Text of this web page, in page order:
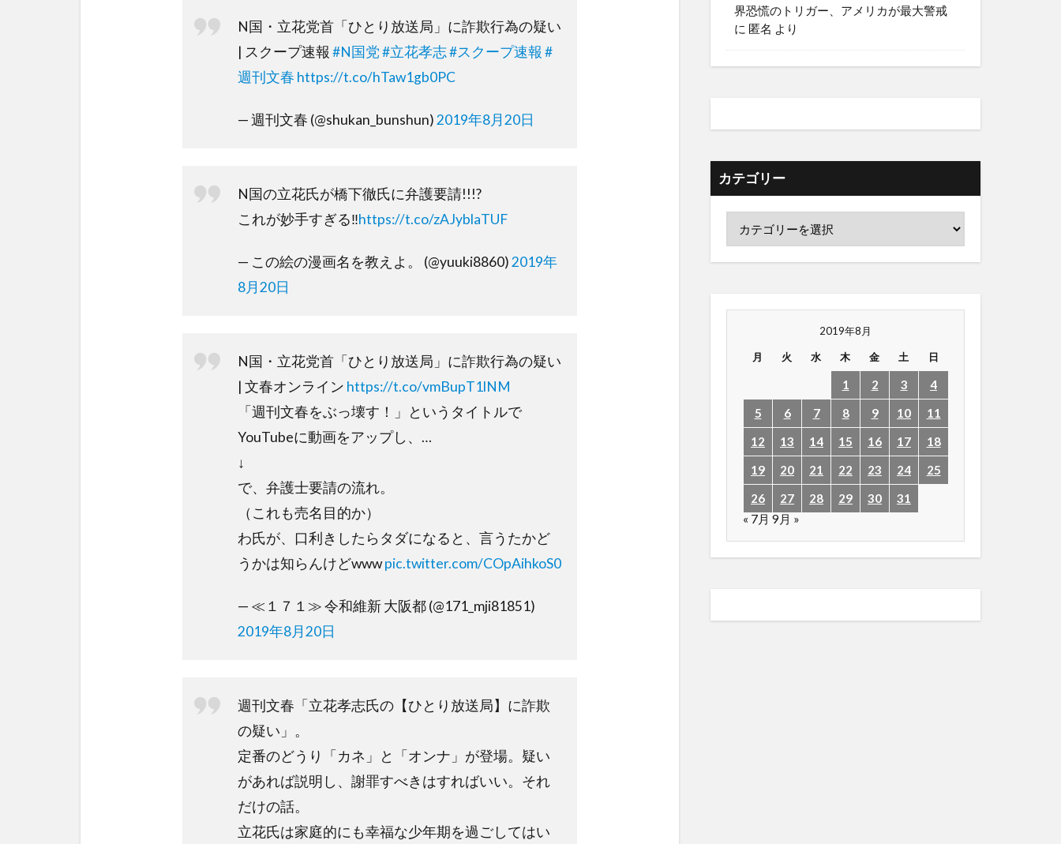
N国・立花党首「ひとり放送局」に詐欺行為の疑い
| スクープ速報 #N国党#立花孝志#スクープ速報 #
週刊文春 https://t.co/hTaw1gb0PC
— 週刊文春 (@shukan_bunshun)2019年8月20日
N国の立花氏が橋下徹氏に弁護要請!!!?
これが妙手すぎる‼️https://t.co/zAJyblaTUF
— この絵の漫画名を教えよ。 (@yuuki8860)2019年
8月20日
N国・立花党首「ひとり放送局」に詐欺行為の疑い
| 文春オンライン https://t.co/vmBupT1lNM
「週刊文春をぶっ壊す！」というタイトルで
YouTubeに動画をアップし、…
↓
で、弁護士要請の流れ。
（これも売名目的か）
わ氏が、口利きしたらタダになると、言うたかど
うかは知らんけどwwwpic.twitter.com/COpAihkoS0
— ≪１７１≫ 令和維新 大阪都 (@171_mji81851)
2019年8月20日
週刊文春「立花孝志氏の【ひとり放送局】に詐欺
の疑い」。
定番のどうり「カネ」と「オンナ」が登場。疑い
があれば説明し、謝罪すべきはすればいい。それ
だけの話。
立花氏は家庭的にも幸福な少年期を過ごしてはい
界恐慌のトリガー、アメリカが最大警戒
に 匿名 より
カテゴリー
2019年8月
月 火 水 木 金 土 日
1 2 3
4
5
6 7 8 9 10
11
12
13 14 15 16 17
18
19
20 21 22 23 24
25
26
27 28 29 30
31
« 7月 9月 »